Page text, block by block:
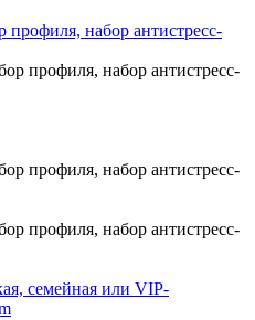
профиля, набор антистресс-
семейная или VIP-